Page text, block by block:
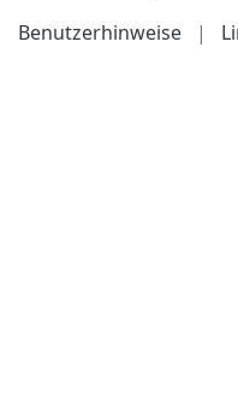
Benutzerhinweise
|